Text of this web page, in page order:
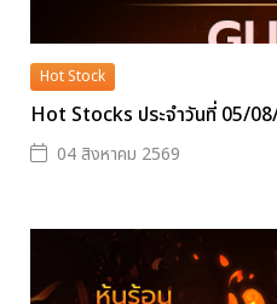
Hot Stock
Hot Stocks ประจำวันที่ 05/
04 สิงหาคม 2569